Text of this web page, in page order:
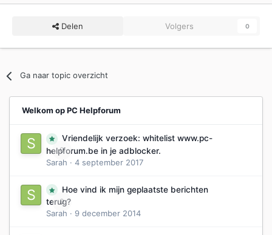
Delen Volgers 0
Ga naar topic overzicht
Welkom op PC Helpforum
0
Vriendelijk verzoek: whitelist www.pc-
helpforum.be in je adblocker.
Sarah · 4 september 2017
0
Hoe vind ik mijn geplaatste berichten
terug?
Sarah · 9 december 2014